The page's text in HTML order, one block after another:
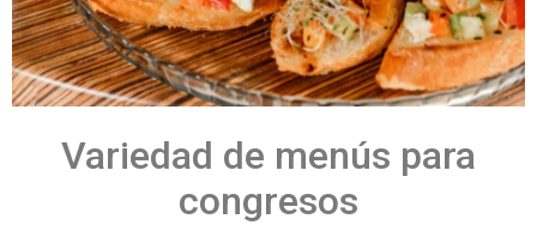
Variedad de menús para
congresos